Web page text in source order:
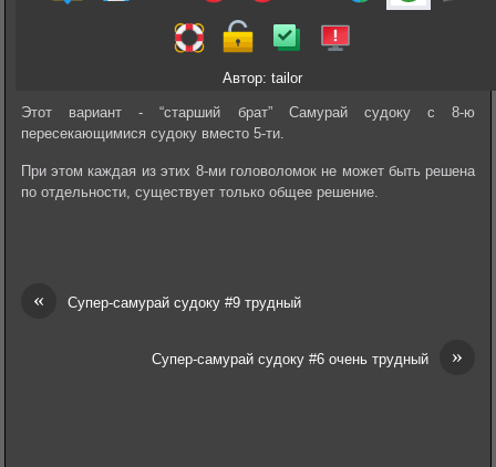
Автор: tailor
Этот вариант - “старший брат” Самурай судоку с 8-ю
пересекающимися судоку вместо 5-ти.
При этом каждая из этих 8-ми головоломок не может быть решена
по отдельности, существует только общее решение.
« Супер-самурай судоку #9 трудный
»
Супер-самурай судоку #6 очень трудный